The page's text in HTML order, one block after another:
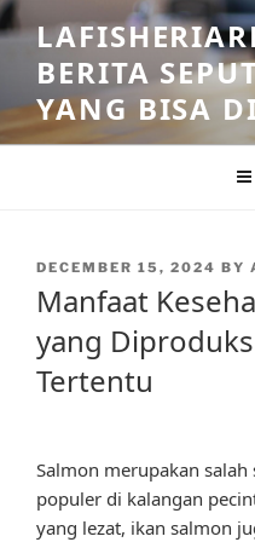
Skip
to
contentBERITA
YANG BISA
POSTED
DECEMBER 15, 2024 BY
Manfaat
yang
Tertentu
Salmon merupakan
populer di kalangan
yang lezat, ikan salmon